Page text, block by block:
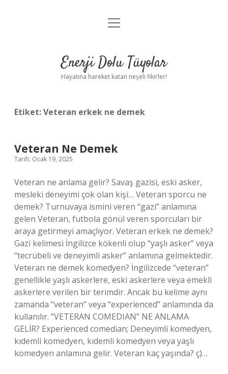
Anasayfa
Yasal Uyarı
menüyü
Enerji Dolu Tüyolar
Hayatına hareket katan neşeli fikirler!
Etiket:Veteran erkek ne demek
Veteran Ne Demek
Tarih: Ocak 19, 2025
Veteran ne anlama gelir? Savaş gazisi, eski asker,
mesleki deneyimi çok olan kişi… Veteran sporcu ne
demek? Turnuvaya ismini veren “gazi” anlamına
gelen Veteran, futbola gönül veren sporcuları bir
araya getirmeyi amaçlıyor. Veteran erkek ne demek?
Gazi kelimesi İngilizce kökenli olup “yaşlı asker” veya
“tecrübeli ve deneyimli asker” anlamına gelmektedir.
Veteran ne demek komedyen? İngilizcede “veteran”
genellikle yaşlı askerlere, eski askerlere veya emekli
askerlere verilen bir terimdir. Ancak bu kelime aynı
zamanda “veteran” veya “experienced” anlamında da
kullanılır. “VETERAN COMEDIAN” NE ANLAMA
GELİR? Experienced comedian; Deneyimli komedyen,
kıdemli komedyen, kıdemli komedyen veya yaşlı
komedyen anlamına gelir. Veteran kaç yaşında? ç)…